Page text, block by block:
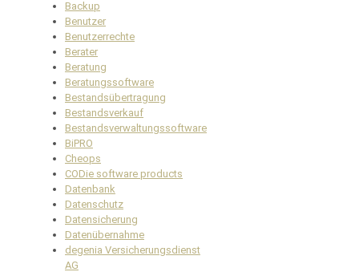
Backup
Benutzer
Benutzerrechte
Berater
Beratung
Beratungssoftware
Bestandsübertragung
Bestandsverkauf
Bestandsverwaltungssoftware
BiPRO
Cheops
CODie software products
Datenbank
Datenschutz
Datensicherung
Datenübernahme
degenia Versicherungsdienst
AG